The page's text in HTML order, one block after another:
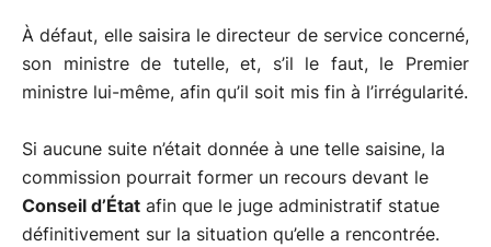
À défaut, elle saisira le directeur de service concerné,
son ministre de tutelle, et, s’il le faut, le Premier
ministre lui-même, afin qu’il soit mis fin à l’irrégularité.
Si aucune suite n’était donnée à une telle saisine, la
commission pourrait former un recours devant le
Conseil d’État afin que le juge administratif statue
définitivement sur la situation qu’elle a rencontrée.